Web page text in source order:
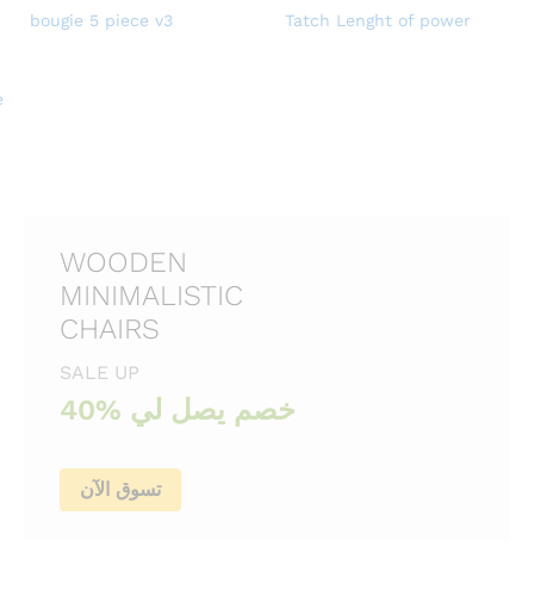
bougie 5 piece v3
Tatch Lenght of power
WOODEN
MINIMALISTIC
CHAIRS
SALE UP
40% خصم يصل لي
تسوق الآن